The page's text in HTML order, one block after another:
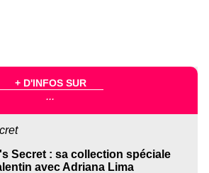
+ D'INFOS SUR
...
Secret : sa collection spéciale
avec Adriana Lima